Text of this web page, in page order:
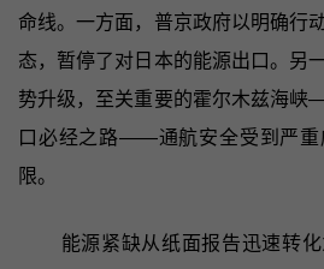
命线。一方面，普京政府以明确行
态，暂停了对日本的能源出口。另
势升级，至关重要的霍尔木兹海
口必经之路——通航安全受到严重
限。
能源紧缺从纸面报告迅速转